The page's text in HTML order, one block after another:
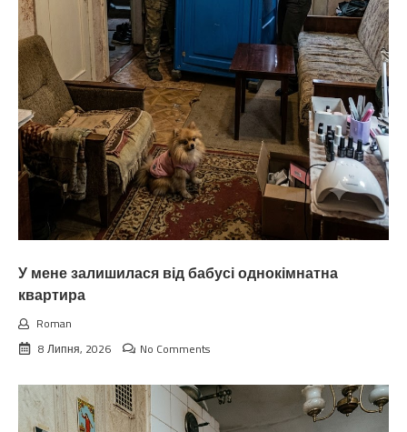
У мене залишилася від бабусі однокімнатна
квартира
Roman
8 Липня, 2026
No Comments